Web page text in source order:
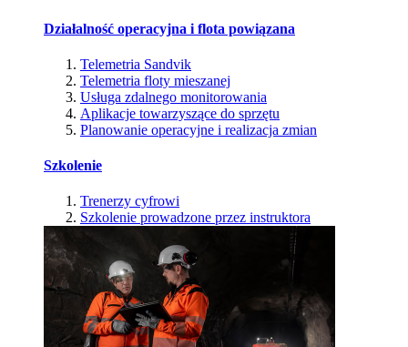
Działalność operacyjna i flota powiązana
Telemetria Sandvik
Telemetria floty mieszanej
Usługa zdalnego monitorowania
Aplikacje towarzyszące do sprzętu
Planowanie operacyjne i realizacja zmian
Szkolenie
Trenerzy cyfrowi
Szkolenie prowadzone przez instruktora